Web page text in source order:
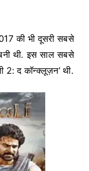
की भी दूसरी सबसे
थी. इस साल सबसे
2: द कॉन्क्लूज़न’ थी.